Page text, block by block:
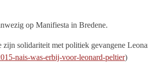
op Manifiesta in Bredene.
zijn solidariteit met politiek gevangene
nais-was-erbij-voor-leonard-peltier)